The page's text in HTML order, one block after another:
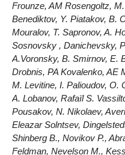
Frounze, AM Rosengoltz,
Benediktov, Y. Piatakov, B.
Mouralov, T. Sapronov, A.
Sosnovsky , Danichevsky,
A.Voronsky, B. Smirnov, E.
Drobnis, PA Kovalenko, AE
M. Levitine, I. Palioudov, O.
A. Lobanov, Rafaïl S.
Pousakov, N. Nikolaev,
Eleazar Solntsev,
Shinberg B., Novikov P.,
Feldman, Nevelson M.,